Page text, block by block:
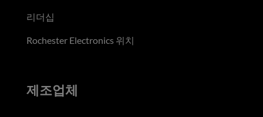
리더십
Rochester Electronics 위치
제조업체